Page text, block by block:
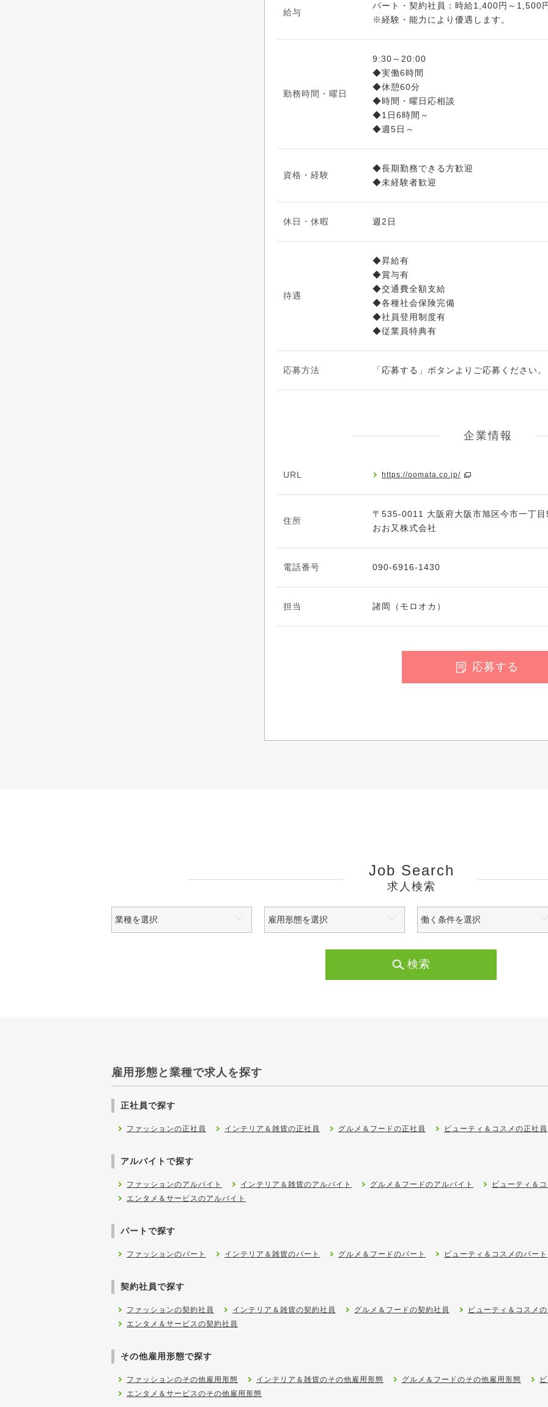
給与
パート・契約社員：時給1,400円～1,500
※経験・能力により優遇します。
勤務時間・曜日
9:30～20:00
◆実働6時間
◆休憩60分
◆時間・曜日応相談
◆1日6時間～
◆週5日～
資格・経験
◆長期勤務できる方歓迎
◆未経験者歓迎
休日・休暇 週2日
待遇
◆昇給有
◆賞与有
◆交通費全額支給
◆各種社会保険完備
◆社員登用制度有
◆従業員特典有
応募方法 「応募する」ボタンよりご応募ください。
企業情報
URL https://oomata.co.jp/
住所
〒535-0011 大阪府大阪市旭区今市一丁
おお又株式会社
電話番号 090-6916-1430
担当 諸岡（モロオカ）
応募する
Job Search
求人検索
検索
雇用形態と業種で求人を探す
正社員で探す
ファッションの正社員 インテリア＆雑貨の正社員 グルメ＆フードの正社員 ビューティ＆コスメの正社員
アルバイトで探す
ファッションのアルバイト インテリア＆雑貨のアルバイト グルメ＆フードのアルバイト
ビューティ＆
エンタメ＆サービスのアルバイト
パートで探す
ファッションのパート インテリア＆雑貨のパート グルメ＆フードのパート ビューティ＆コスメのパート
契約社員で探す
ファッションの契約社員 インテリア＆雑貨の契約社員 グルメ＆フードの契約社員
ビューティ＆コスメ
エンタメ＆サービスの契約社員
その他雇用形態で探す
ファッションのその他雇用形態 インテリア＆雑貨のその他雇用形態 グルメ＆フードのその他雇用形態
エンタメ＆サービスのその他雇用形態